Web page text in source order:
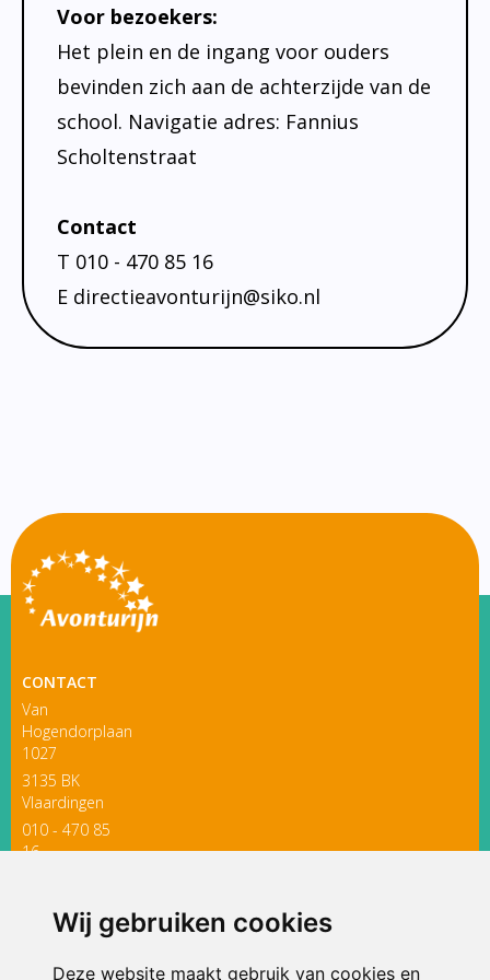
Wij gebruiken cookies
Deze website maakt gebruik van cookies en
Ondersteuningsprofiel
Voor bezoekers:
Het plein en de ingang voor ouders
bevinden zich aan de achterzijde van de
school. Navigatie adres: Fannius
Scholtenstraat
Contact
T 010 - 470 85 16
E directieavonturijn@siko.nl
CONTACT
Van
Hogendorplaan
1027
3135 BK
Vlaardingen
010 - 470 85
16
ONDERDEEL VAN